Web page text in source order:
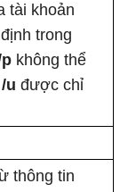
tài khoản
trong
không thể
/u được chỉ
thông tin